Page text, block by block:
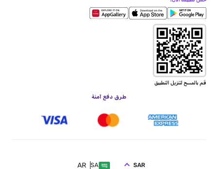
قم بالمسح لتنزيل التطبيق
طرق دفع آمنة
SA
AR SAR